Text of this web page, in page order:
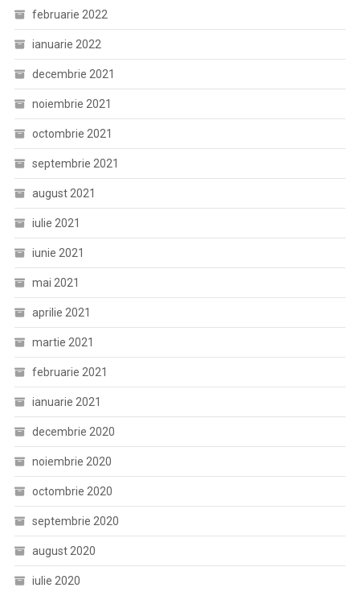
februarie 2022
ianuarie 2022
decembrie 2021
noiembrie 2021
octombrie 2021
septembrie 2021
august 2021
iulie 2021
iunie 2021
mai 2021
aprilie 2021
martie 2021
februarie 2021
ianuarie 2021
decembrie 2020
noiembrie 2020
octombrie 2020
septembrie 2020
august 2020
iulie 2020